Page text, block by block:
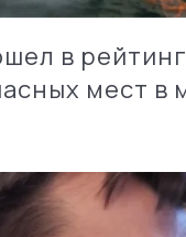
в
мест в